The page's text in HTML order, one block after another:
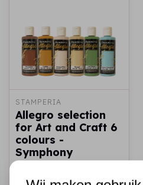
STAMPERIA
Allegro selection
for Art and Craft 6
colours -
Symphony